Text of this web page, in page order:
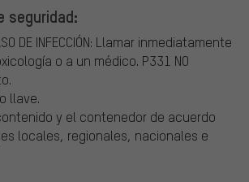
seguridad:
DE INFECCIÓN: Llamar inmediatamente
o a un médico. P331 NO
llave.
y el contenedor de acuerdo
locales, regionales, nacionales e